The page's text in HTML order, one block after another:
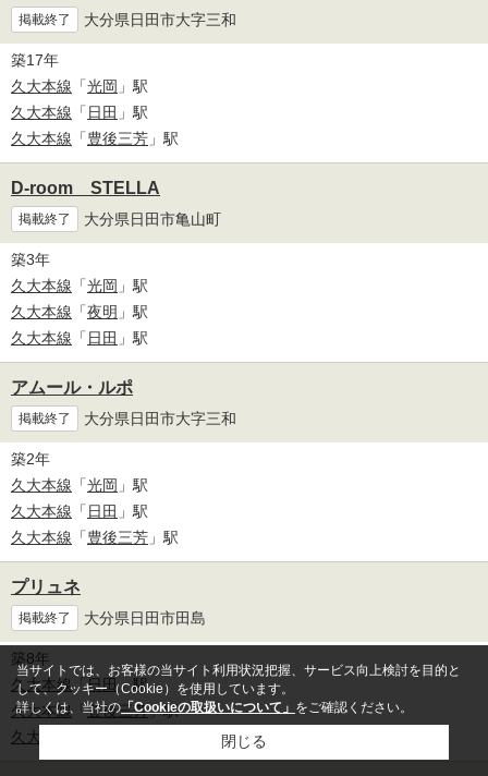
掲載終了 大分県日田市大字三和
築17年
久大本線 「光岡 」駅
久大本線 「 日田 」駅
久大本線 「豊後三芳 」駅
D-room STELLA
掲載終了 大分県日田市亀山町
築3年
久大本線 「光岡 」駅
久大本線 「夜明 」駅
久大本線 「 日田 」駅
アムール・ルポ
掲載終了 大分県日田市大字三和
築2年
久大本線 「光岡 」駅
久大本線 「 日田 」駅
久大本線 「豊後三芳 」駅
プリュネ
掲載終了 大分県日田市田島
築8年
久大本線「日田」駅
久大本線「豊後三芳」駅
久大本線
当サイトでは、お客様の当サイト利用状況把握、サービス向上検討を目的と
して、クッキー（Cookie）を使用しています。
詳しくは、当社の「Cookieの取扱いについて」 をご確認ください。
閉じる